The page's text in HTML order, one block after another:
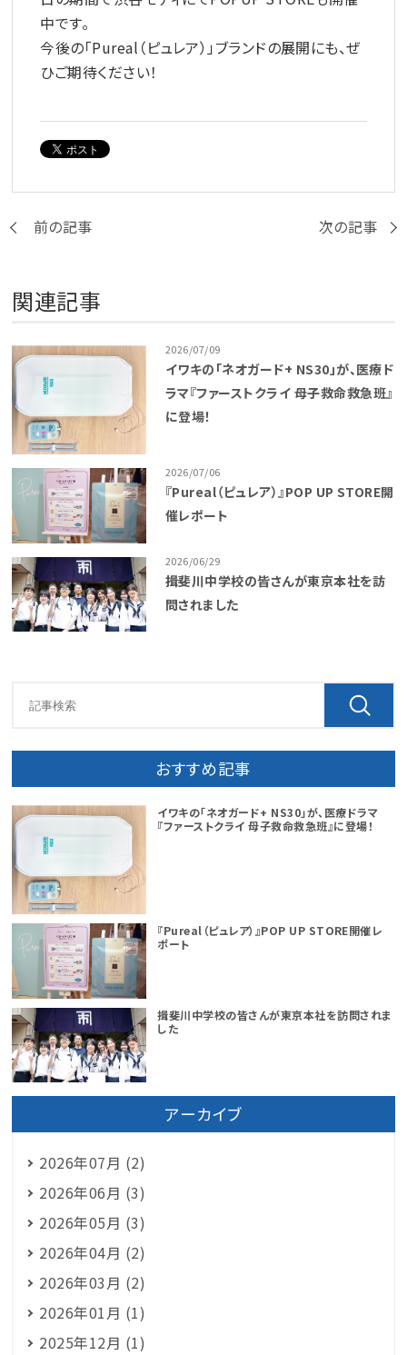
中です。
今後の「Pureal（ピュレア）」ブランドの展開にも、ぜ
ひご期待ください！
前の記事 次の記事
関連記事
2026/07/09
イワキの「ネオガード+ NS30」が、医療ド
ラマ『ファーストクライ 母子救命救急班』
に登場！
2026/07/06
『Pureal（ピュレア）』POP UP STORE開
催レポート
2026/06/29
揖斐川中学校の皆さんが東京本社を訪
問されました
おすすめ記事
イワキの「ネオガード+ NS30」が、医療ドラマ
『ファーストクライ 母子救命救急班』に登場！
『Pureal（ピュレア）』POP UP STORE開催レ
ポート
揖斐川中学校の皆さんが東京本社を訪問されま
した
アーカイブ
2026年07月 (2)
2026年06月 (3)
2026年05月 (3)
2026年04月 (2)
2026年03月 (2)
2026年01月 (1)
2025年12月 (1)